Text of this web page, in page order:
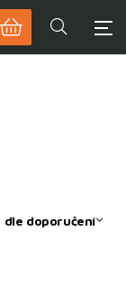
dle doporučení